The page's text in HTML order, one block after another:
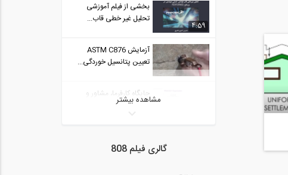
4:59
بخشی از فیلم آموزشی
تحلیل غیر خطی قاب...
آزمایش ASTM C876
تعیین پتانسیل خوردگی...
جایگاه کارفرما، مشاور و
پیمانکار در...
Visicon
مشاهده بیشتر
گالری فیلم 808